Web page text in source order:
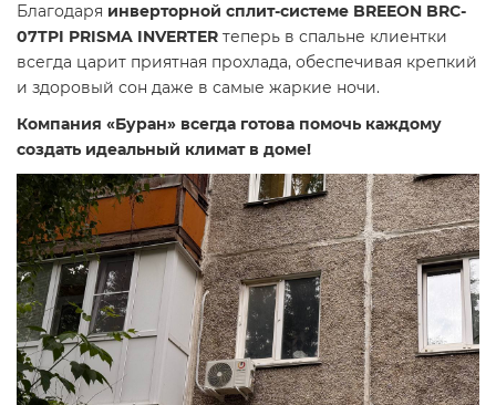
Благодаря инверторной сплит-системе BREEON BRC-
07TPI PRISMA INVERTER теперь в спальне клиентки
всегда царит приятная прохлада, обеспечивая крепкий
и здоровый сон даже в самые жаркие ночи.
Компания «Буран» всегда готова помочь каждому
создать идеальный климат в доме!